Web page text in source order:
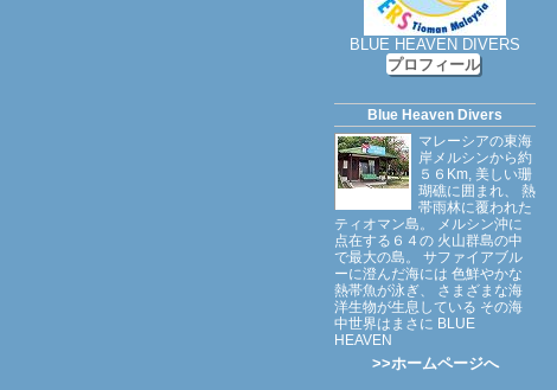
BLUE HEAVEN DIVERS
プロフィール
Blue Heaven Divers
マレーシアの東海
岸メルシンから約
５６Km, 美しい珊
瑚礁に囲まれ、 熱
帯雨林に覆われた
ティオマン島。 メルシン沖に
点在する６４の 火山群島の中
で最大の島。 サファイアブル
ーに澄んだ海には 色鮮やかな
熱帯魚が泳ぎ、 さまざまな海
洋生物が生息している その海
中世界はまさに BLUE
HEAVEN
>>ホームページへ